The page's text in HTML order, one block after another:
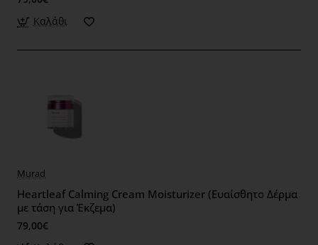
Καλάθι
Murad
Heartleaf Calming Cream Moisturizer (Ευαίσθητο Δέρμα
με τάση για Έκζεμα)
79,00€